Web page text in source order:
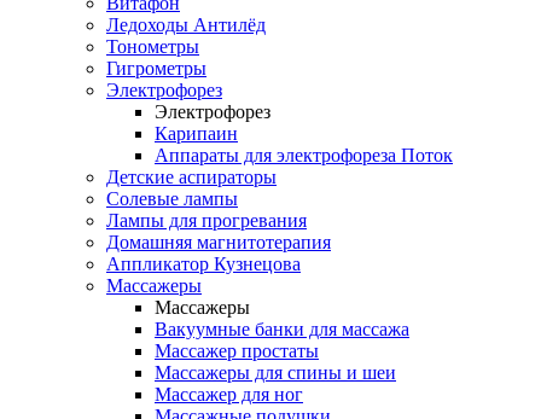
Ледоходы Антилёд
Тонометры
Гигрометры
Электрофорез
Электрофорез
Карипаин
Аппараты для электрофореза Поток
Детские аспираторы
Солевые лампы
Лампы для прогревания
Домашняя магнитотерапия
Аппликатор Кузнецова
Массажеры
Массажеры
Вакуумные банки для массажа
Массажер простаты
Массажеры для спины и шеи
Массажер для ног